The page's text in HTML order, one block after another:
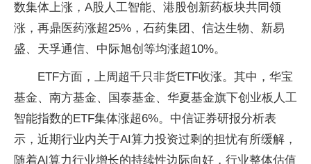
数集体上涨，A股人工智能、港股创新药板块共同领
涨，再鼎医药涨超25%，石药集团、信达生物、新易
盛、天孚通信、中际旭创等均涨超10%。
ETF方面，上周超千只非货ETF收涨。其中，华宝
基金、南方基金、国泰基金、华夏基金旗下创业板人工
智能指数的ETF集体涨超6%。中信证券研报分析表
示，近期行业内关于AI算力投资过剩的担忧有所缓解，
随着AI算力行业增长的持续性边际向好，行业整体估值